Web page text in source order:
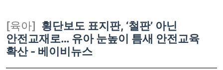
[육아] 횡단보도 표지판, ‘철판’ 아닌
안전교재로… 유아 눈높이 틈새 안전교육
확산 - 베이비뉴스